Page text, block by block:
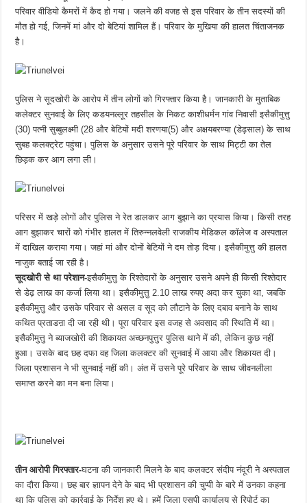
परिवार वीडियो कैमरों में कैद हो गया। जलने की वजह से इस परिवार के तीन सदस्यों की
मौत हो गई, जिनमें मां और दो बेटियां शामिल हैं। परिवार के मुखिया की हालत चिंताजनक
है।
पुलिस ने सूदखोरी के आरोप में तीन लोगों को गिरफ्तार किया है। जानकारी के मुताबिक
कलेक्टर सुनवाई के लिए कडयनल्लूर तहसील के निकट काशीधर्मन गांव निवासी इसैकीमुत्तु
(30) पत्नी सुब्बुलक्ष्मी (28 और बेटियों मदी शरणया(5) और अक्षयबरण्या (डेढ़साल) के साथ
सुबह कलक्ट्रेट पहुंचा। पुलिस के अनुसार उसने पूरे परिवार के साथ मिट्टी का तेल
छिड़क कर आग लगा ली।
परिसर में खड़े लोगों और पुलिस ने रेत डालकर आग बुझाने का प्रयास किया। किसी तरह
आग बुझाकर चारों को गंभीर हालत में तिरुन्नलवेली राजकीय मेडिकल कॉलेज व अस्पताल
में दाखिल कराया गया। जहां मां और दोनों बेटियों ने दम तोड़ दिया। इसैकीमुत्तु की हालत
नाजुक बताई जा रही है।
सूदखोरी से था परेशान-इसैकीमुत्तु के रिश्तेदारों के अनुसार उसने अपने ही किसी रिश्तेदार
से डेढ़ लाख का कर्जा लिया था। इसैकीमुत्तु 2.10 लाख रुपए अदा कर चुका था, जबकि
इसैकीमुत्तु और उसके परिवार से असल व सूद को लौटाने के लिए दबाव बनाने के साथ
कथित प्रताडऩा दी जा रही थी। पूरा परिवार इस वजह से अवसाद की स्थिति में था।
इसैकीमुत्तु ने ब्याजखोरी की शिकायत अच्छनपुत्तुर पुलिस थाने में की, लेकिन कुछ नहीं
हुआ। उसके बाद छह दफा वह जिला कलक्टर की सुनवाई में आया और शिकायत दी।
जिला प्रशासन ने भी सुनवाई नहीं की। अंत में उसने पूरे परिवार के साथ जीवनलीला
समाप्त करने का मन बना लिया।
तीन आरोपी गिरफ्तार-घटना की जानकारी मिलने के बाद कलक्टर संदीप नंदूरी ने अस्पताल
का दौरा किया। छह बार ज्ञापन देने के बाद भी प्रशासन की चुप्पी के बारे में उनका कहना
था कि पुलिस को कार्रवाई के निर्देश हुए थे। हमें जिला एसपी कार्यालय से रिपोर्ट का